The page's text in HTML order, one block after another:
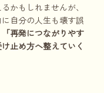
かもしれませんが、
自分の人生も壊す誤
「再発につながりやす
止め方へ整えていく